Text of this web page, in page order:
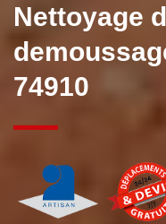
Nettoyage
74910